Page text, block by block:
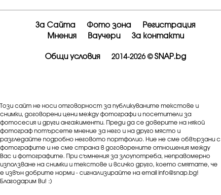
За Сайта Фото зона
Регистрация
Мнения
Ваучери За контакти
Общи условия 2014-2026 © SNAP.bg
Този сайт не носи отговорност за публикуваните текстове и
снимки, договорени цени между фотографи и посетители за
фотосесия и други ангажименти. Преди да се доверите на някой
фотограф потърсете мнение за него и на друго място и
разгледайте подробно неговото портфолио. Ние не сме обвързани с
фотографите и не сме страна в договорените отношения между
Вас и фотографите. При съмнения за злоупотреба, неправомерно
използване на снимки и текстове и всичко друго, което смятате, че
е извън добрите норми - сигнализирайте на email info@snap.bg!
Благодарим Ви! :)